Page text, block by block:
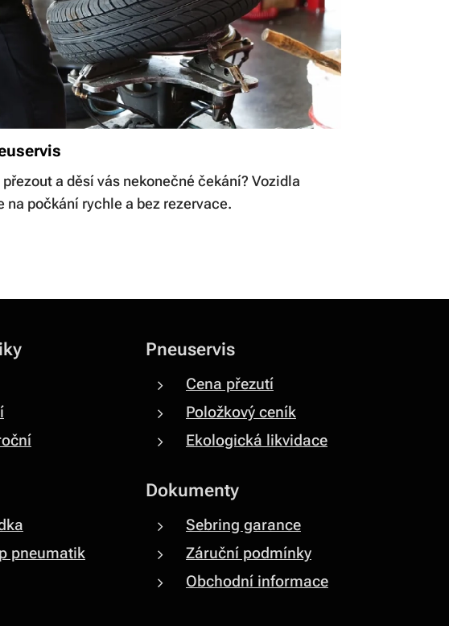
a děsí vás nekonečné čekání? Vozidla
na počkání rychle a bez rezervace.
pneumatik
Pneuservis
Cena přezutí
Položkový ceník
Ekologická likvidace
Dokumenty
Sebring garance
Záruční podmínky
Obchodní informace